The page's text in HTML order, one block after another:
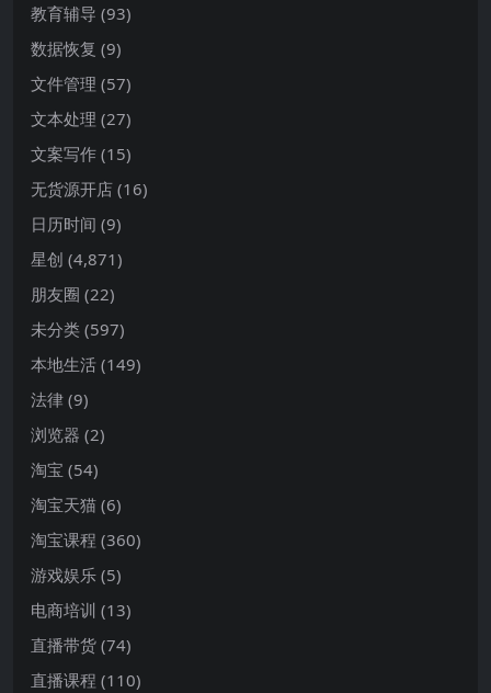
教育辅导 (93)
数据恢复 (9)
文件管理 (57)
文本处理 (27)
文案写作 (15)
无货源开店 (16)
日历时间 (9)
星创 (4,871)
朋友圈 (22)
未分类 (597)
本地生活 (149)
法律 (9)
浏览器 (2)
淘宝 (54)
淘宝天猫 (6)
淘宝课程 (360)
游戏娱乐 (5)
电商培训 (13)
直播带货 (74)
直播课程 (110)